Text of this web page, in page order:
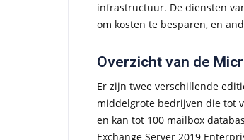
infrastructuur. De diensten
om kosten te besparen, en
Overzicht van de
Er zijn twee verschillende
middelgrote bedrijven die tot
en kan tot 100 mailbox
Exchange Server 2019